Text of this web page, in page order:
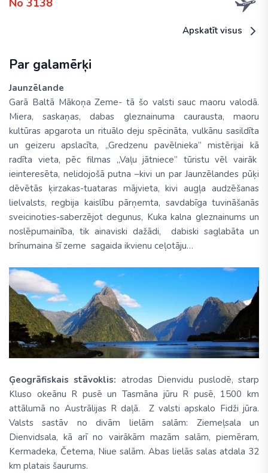
No 3138
Apskatīt visus
Par galamērķi
Jaunzēlande
Garā Baltā Mākoņa Zeme- tā šo valsti sauc maoru valodā.
Miera, saskaņas, dabas gleznainuma caurausta, maoru
kultūras apgarota un rituālo deju spēcināta, vulkānu sasildīta
un geizeru apslacīta, „Gredzenu pavēlnieka” mistērijai kā
radīta vieta, pēc filmas „Vaļu jātniece” tūristu vēl vairāk
ieinteresēta, nelidojošā putna –kivi un par Jaunzēlandes pūķi
dēvētās ķirzakas-tuataras mājvieta, kivi augļa audzēšanas
lielvalsts, regbija kaislību pārņemta, savdabīga tuvināšanās
sveicinoties-saberzējot degunus, Kuka kalna gleznainums un
noslēpumainība, tik ainaviski dažādi, dabiski saglabāta un
brīnumaina šī zeme sagaida ikvienu ceļotāju…
Ģeogrāfiskais stāvoklis: atrodas Dienvidu puslodē, starp
Kluso okeānu R pusē un Tasmāna jūru R pusē, 1500 km
attālumā no Austrālijas R daļā. Z valsti apskalo Fidži jūra.
Valsts sastāv no divām lielām salām: Ziemeļsala un
Dienvidsala, kā arī no vairākām mazām salām, piemēram,
Kermadeka, Četema, Niue salām. Abas lielās salas atdala 32
km platais šaurums.